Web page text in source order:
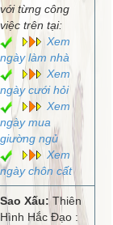
với từng công
việc trên tại:
Xem
ngày làm nhà
Xem
ngày cưới hỏi
Xem
ngày mua
giường ngủ
Xem
ngày chôn cất
Sao Xấu:Thiên
Hình Hắc Đạo :